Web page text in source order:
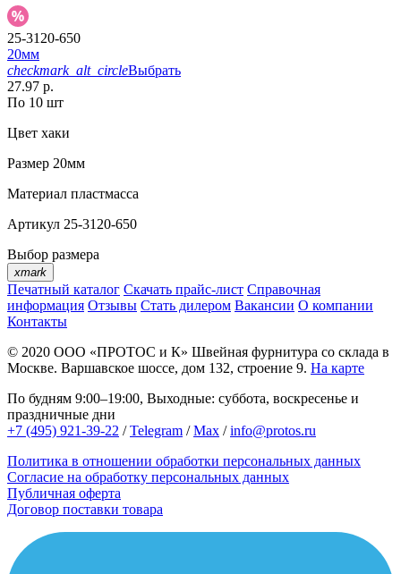
25-3120-650
20мм
checkmark_alt_circleВыбрать
27.97 р.
По 10 шт
Цвет хаки
Размер 20мм
Материал пластмасса
Артикул 25-3120-650
Выбор размера
xmark
Печатный каталог Скачать прайс-лист Справочная
информация Отзывы Стать дилером Вакансии О компании
Контакты
© 2020 ООО «ПРОТОС и К» Швейная фурнитура со склада в
Москве. Варшавское шоссе, дом 132, строение 9. На карте
По будням 9:00–19:00, Выходные: суббота, воскресенье и
праздничные дни
+7 (495) 921-39-22 /Telegram /Max /info@protos.ru
Политика в отношении обработки персональных данных
Согласие на обработку персональных данных
Публичная оферта
Договор поставки товара